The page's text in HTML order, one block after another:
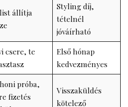
állítja
Styling díj,
tételnél
jóváírható
csere, te
Első hónap
kedvezményes
próba,
fizetés
Visszaküldés
kötelező